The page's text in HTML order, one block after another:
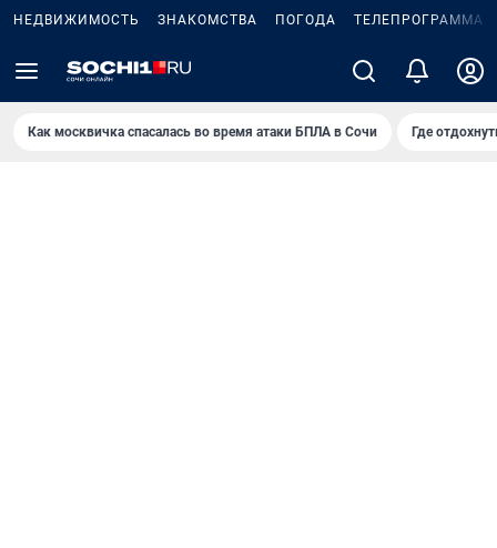
НЕДВИЖИМОСТЬ ЗНАКОМСТВА ПОГОДА ТЕЛЕПРОГРАММА
Как москвичка спасалась во время атаки БПЛА в Сочи Где